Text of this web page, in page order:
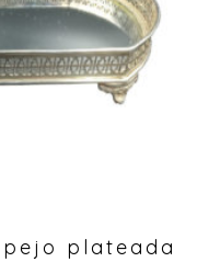
plateada